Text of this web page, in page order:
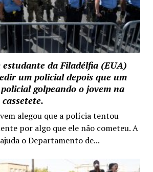
estudante da Filadélfia (EUA)
um policial depois que um
golpeando o jovem na
alegou que a polícia tentou
por algo que ele não cometeu. A
o Departamento de...